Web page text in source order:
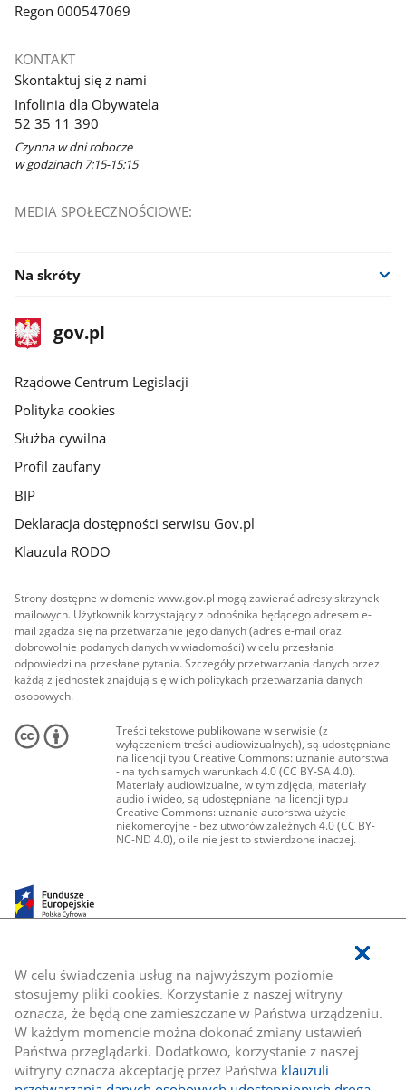
W celu świadczenia usług na najwyższym poziomie
stosujemy pliki cookies. Korzystanie z naszej witryny
oznacza, że będą one zamieszczane w Państwa urządzeniu.
W każdym momencie można dokonać zmiany ustawień
Państwa przeglądarki. Dodatkowo, korzystanie z naszej
witryny oznacza akceptację przez Państwa klauzuli
Regon 000547069
KONTAKT
Skontaktuj się z nami
Infolinia dla Obywatela
52 35 11 390
Czynna w dni robocze
w godzinach 7:15-15:15
MEDIA SPOŁECZNOŚCIOWE:
Na skróty
stopka
gov.plStrona
gov.pl
Rządowe Centrum Legislacji
Polityka cookies
Służba cywilna
Profil zaufany
BIP
Deklaracja dostępności serwisu Gov.pl
Klauzula RODO
Strony dostępne w domenie www.gov.pl mogą zawierać adresy skrzynek
mailowych. Użytkownik korzystający z odnośnika będącego adresem e-
mail zgadza się na przetwarzanie jego danych (adres e-mail oraz
dobrowolnie podanych danych w wiadomości) w celu przesłania
odpowiedzi na przesłane pytania. Szczegóły przetwarzania danych przez
każdą z jednostek znajdują się w ich politykach przetwarzania danych
osobowych.
Treści tekstowe publikowane w serwisie (z
wyłączeniem treści audiowizualnych), są udostępniane
na licencji typu Creative Commons: uznanie autorstwa
- na tych samych warunkach 4.0 (CC BY-SA 4.0).
Materiały audiowizualne, w tym zdjęcia, materiały
audio i wideo, są udostępniane na licencji typu
Creative Commons: uznanie autorstwa użycie
niekomercyjne - bez utworów zależnych 4.0 (CC BY-
NC-ND 4.0), o ile nie jest to stwierdzone inaczej.